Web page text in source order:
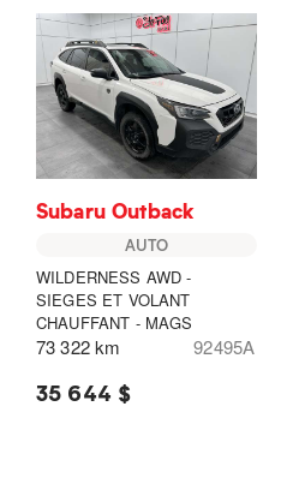
Subaru Outback
AUTO
WILDERNESS AWD -
SIEGES ET VOLANT
CHAUFFANT - MAGS
73 322 km 92495A
35 644 $